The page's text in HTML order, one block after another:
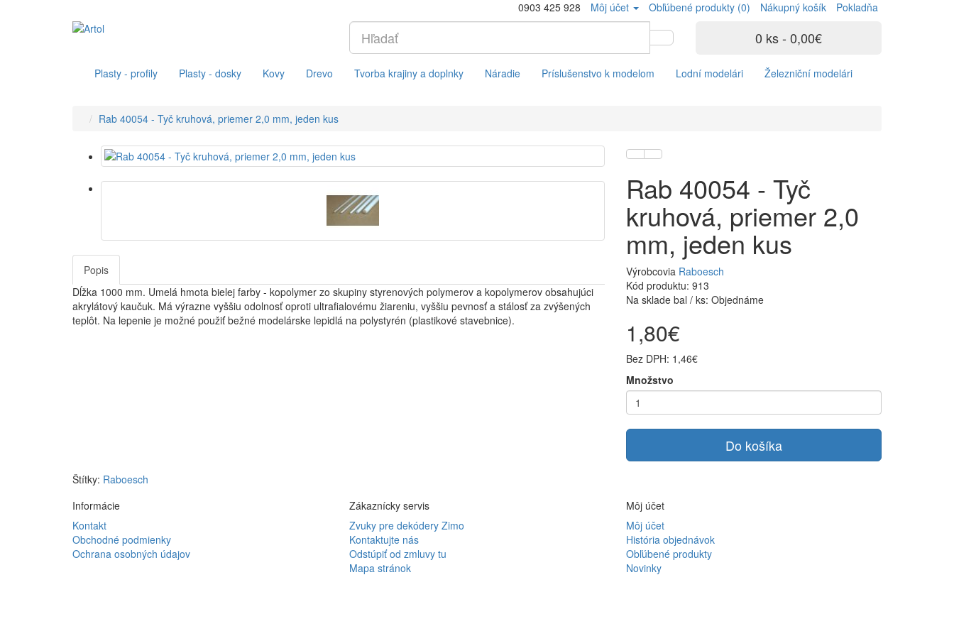
0903 425 928 Môj účet Obľúbené produkty (0) Nákupný košík Pokladňa
0 ks - 0,00€
Plasty - profily Plasty - dosky Kovy Drevo Tvorba krajiny a doplnky Náradie Príslušenstvo k modelom Lodní modelári Železniční modelári
Rab 40054 - Tyč kruhová, priemer 2,0 mm, jeden kus
Popis
Dĺžka 1000 mm. Umelá hmota bielej farby - kopolymer zo skupiny styrenových polymerov a kopolymerov obsahujúci
akrylátový kaučuk. Má výrazne vyššiu odolnosť oproti ultrafialovému žiareniu, vyššiu pevnosť a stálosť za zvýšených
teplôt. Na lepenie je možné použiť bežné modelárske lepidlá na polystyrén (plastikové stavebnice).
Rab 40054 - Tyč
kruhová, priemer 2,0
mm, jeden kus
Výrobcovia Raboesch
Kód produktu: 913
Na sklade bal / ks: Objednáme
1,80€
Bez DPH: 1,46€
Množstvo
Do košíka
Štítky: Raboesch
Informácie
Kontakt
Obchodné podmienky
Ochrana osobných údajov
Zákaznícky servis
Zvuky pre dekódery Zimo
Kontaktujte nás
Odstúpiť od zmluvy tu
Mapa stránok
Môj účet
Môj účet
História objednávok
Obľúbené produkty
Novinky